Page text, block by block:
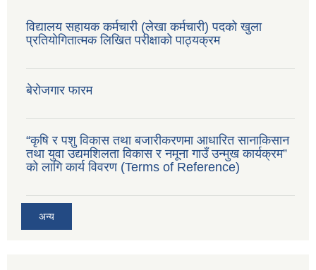
विद्यालय सहायक कर्मचारी (लेखा कर्मचारी) पदको खुला
प्रतियोगितात्मक लिखित परीक्षाको पाठ्यक्रम
बेरोजगार फारम
“कृषि र पशु विकास तथा बजारीकरणमा आधारित सानाकिसान
तथा युवा उद्यमशिलता विकास र नमूना गाउँ उन्मुख कार्यक्रम”
को लागि कार्य विवरण (Terms of Reference)
अन्य